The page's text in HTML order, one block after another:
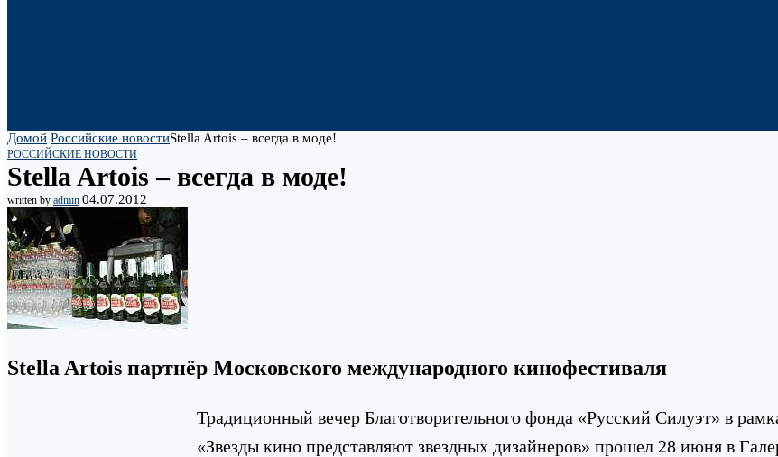
Домой Российские новостиStella Artois – всегда в моде!
РОССИЙСКИЕ НОВОСТИ
Stella Artois – всегда в моде!
written by admin 04.07.2012
Stella Artois партнёр Московского международного кинофестиваля
Традиционный вечер Благотворительного фонда «Русский Силуэт» в
«Звезды кино представляют звездных дизайнеров» прошел 28 июня в